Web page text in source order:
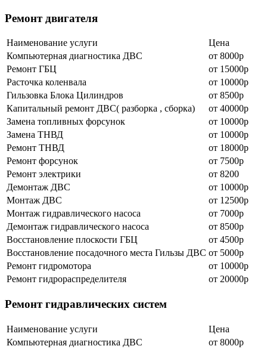
Ремонт двигателя
Наименование уcлуги
Цена
Компьютерная диагностика ДВС
от 8000р
Ремонт ГБЦ
от 15000р
Расточка коленвала
от 10000р
Гильзовка Блока Цилиндров
от 8500р
Капитальный ремонт ДВС( разборка , сборка)
от 40000р
Замена топливных форсунок
от 10000р
Замена ТНВД
от 10000р
Ремонт ТНВД
от 18000р
Ремонт форсунок
от 7500р
Ремонт электрики
от 8200
Демонтаж ДВС
от 10000р
Монтаж ДВС
от 12500р
Монтаж гидравлического насоса
от 7000р
Демонтаж гидравлического насоса
от 8500р
Восстановление плоскости ГБЦ
от 4500р
Восстановление посадочного места Гильзы ДВС от 5000р
Ремонт гидромотора
от 10000р
Ремонт гидрораспределителя
от 20000р
Ремонт гидравлических систем
Наименование уcлуги
Цена
Компьютерная диагностика ДВС
от 8000р